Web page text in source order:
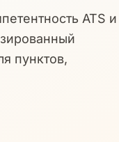
ATS и
пунктов,